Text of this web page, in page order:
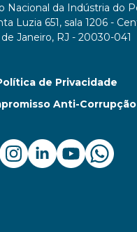
Nacional da Indústria do
Luzia 651, sala 1206 -
Janeiro, RJ - 20030-041
de Privacidade
Anti-Corrupção